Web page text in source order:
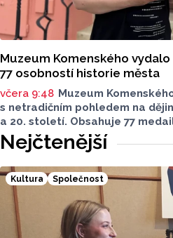
Muzeum Komenského
77 osobností historie města
včera 9:48 Muzeum
s netradičním pohledem na
a 20. století. Obsahuje 77
se na jeho rozvoji významně
jsou doplněny dobovými
Šárky Krákorové Pajůrkové
pátrání po jejich osudech.
letošního 770. výročí povýšení
sdělila ČTK mluvčí radnice
Nejčtenější
Kultura Společnost